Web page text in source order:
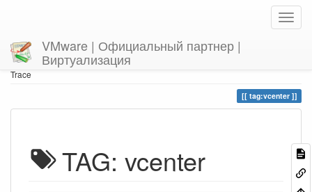
VMware | Официальный партнер |
Виртуализация
You are here Home
tag
vcenter
Trace
tag:vcenter
TAG: vcenter